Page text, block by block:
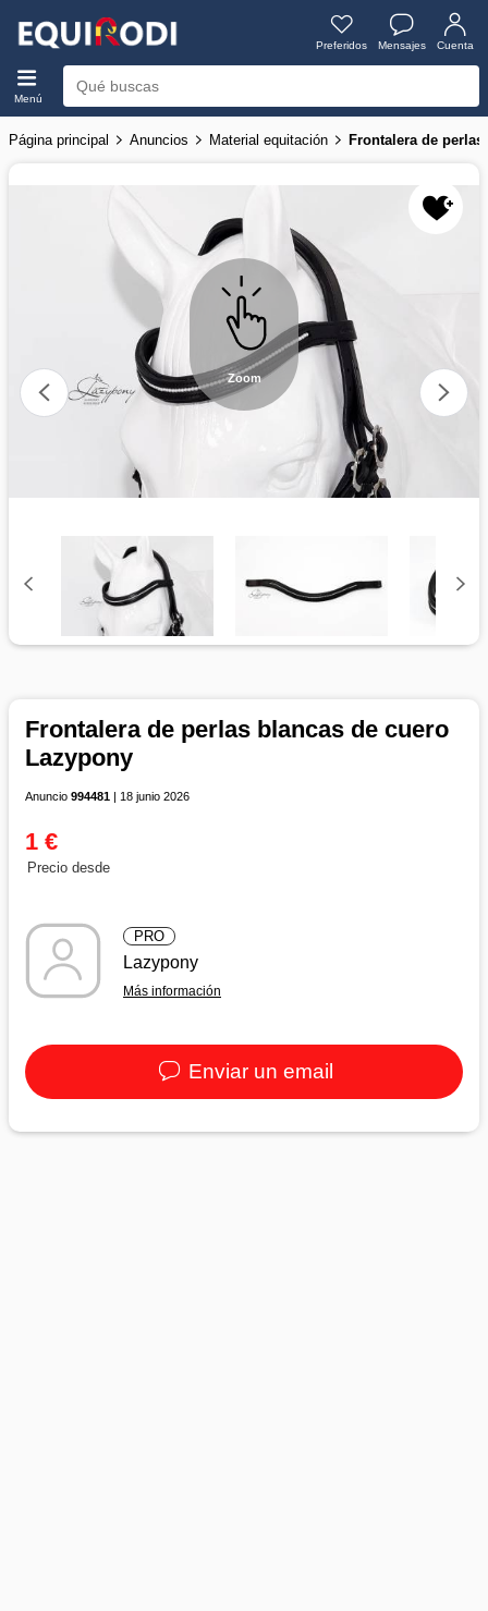
Preferidos Mensajes Cuenta
Menú
Página principal Anuncios Material equitación Frontalera de
Zoom
Frontalera de perlas blancas de cuero
Lazypony
Anuncio 994481 | 18 junio 2026
1 €
Precio desde
PRO
Lazypony
Más información
Enviar un email